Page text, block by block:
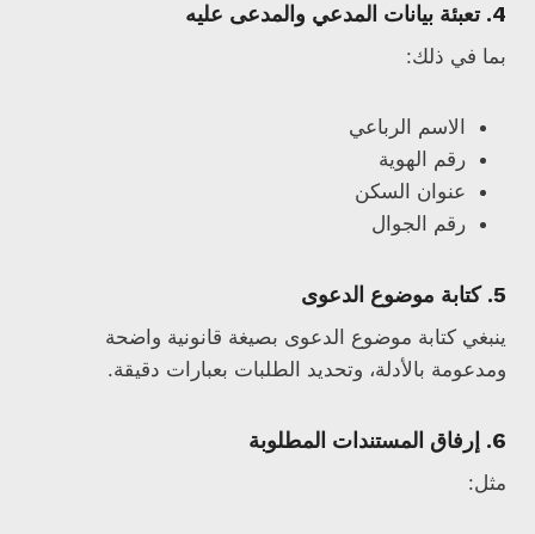
4. تعبئة بيانات المدعي والمدعى عليه
بما في ذلك:
الاسم الرباعي
رقم الهوية
عنوان السكن
رقم الجوال
5. كتابة موضوع الدعوى
ينبغي كتابة موضوع الدعوى بصيغة قانونية واضحة
ومدعومة بالأدلة، وتحديد الطلبات بعبارات دقيقة.
6. إرفاق المستندات المطلوبة
مثل: